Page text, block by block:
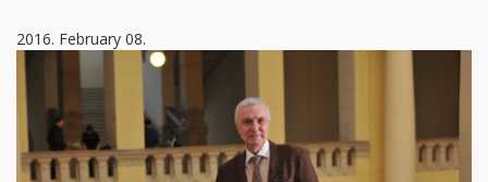
2016. February 08.